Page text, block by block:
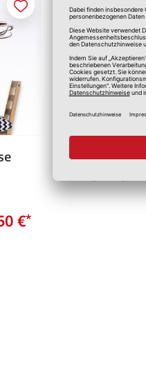
€*
Merken